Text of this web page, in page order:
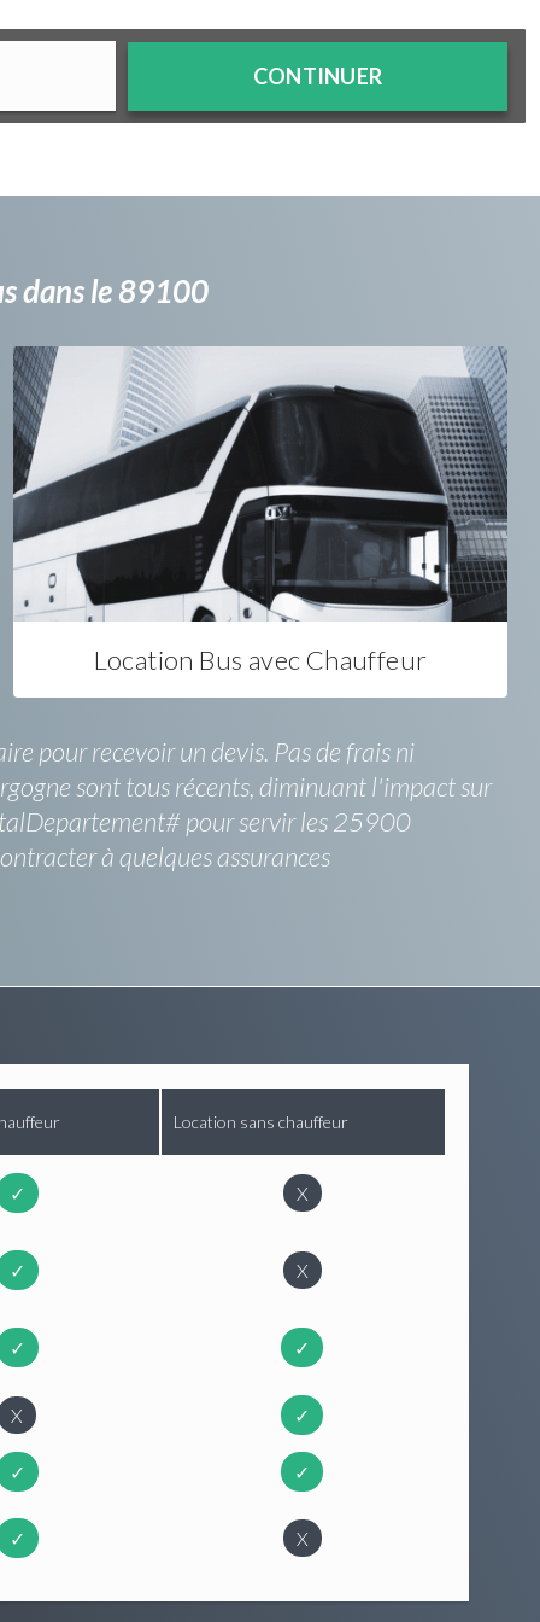
CONTINUER
dans le 89100
Location Bus avec Chauffeur
pour recevoir un devis. Pas de frais ni
sont tous récents, diminuant l'impact sur
pour servir les 25900
à quelques assurances
Location sans chauffeur
✓ X
✓ X
✓ ✓
X ✓
✓ ✓
✓ X